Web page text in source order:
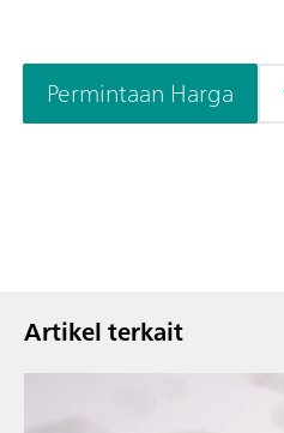
Permintaan Harga
Artikel terkait